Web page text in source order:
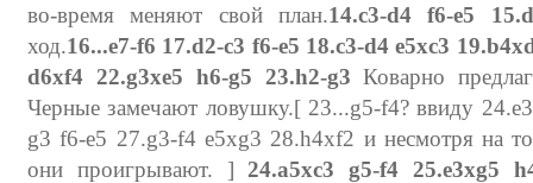
во-время меняют свой план.14.c3-d4 f6-e5
ход.16...e7-f6 17.d2-c3 f6-e5 18.c3-d4 e5xc3
d6xf4 22.g3xe5 h6-g5 23.h2-g3 Коварно
Черные замечают ловушку.[ 23...g5-f4? ввиду
g3 f6-e5 27.g3-f4 e5xg3 28.h4xf2 и несмотря на
они проигрывают. ]24.a5xc3 g5-f4 25.e3xg5